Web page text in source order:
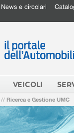
News e circolari
VEICOLI
// Ricerca e Gestione UMC